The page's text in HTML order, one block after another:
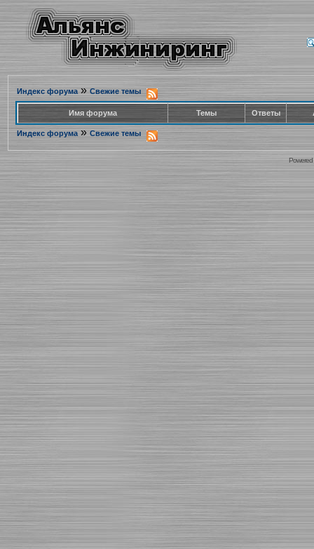
Индекс форума» Свежие темы
Имя форума Темы Ответы
Индекс форума » Свежие темы